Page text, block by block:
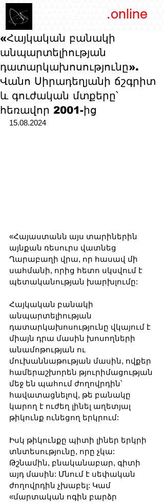
.online
«Հայկական բանակի
անպարտելիության
դատարկախոսությունը».
Վանո Սիրադեղյանի ճշգրիտ
և գուժական մտքերը՝
հեռավոր 2001-ից
15.08.2024
«Հայաստանն այս տարիներին
այնքան ռեսուրս վատնեց
Ղարաբաղի վրա, որ հասավ մի
սահմանի, որից հետո սկսվում է
պետականության խարխլումը:
Հայկական բանակի
անպարտելիության
դատարկախոսությունը վկայում է
միայն դրա մասին խոսողների
անամոթության ու
մուխաննաթության մասին, ովքեր
համերաշխորեն թյուրիմացության
մեջ են պահում ժողովրդին՝
հավատացնելով, թե բանակը
կարող է ուժեղ լինել աղետյալ
թիկունք ունեցող երկրում:
Իսկ թիկունքը պիտի լիներ երկրի
տնտեսությունը, որը չկա:
Թշնամին, բնականաբար, գիտի
այդ մասին: Մնում է սեփական
ժողովրդին չխաբել: Կամ
«մարտական ոգին բարձր